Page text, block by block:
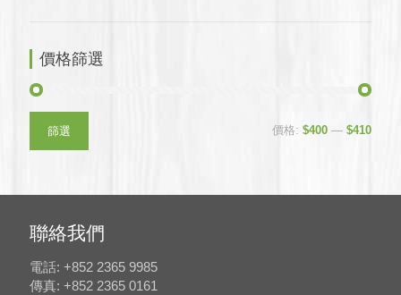
價格篩選
篩選 價格: $400 — $410
聯絡我們
電話: +852 2365 9985
傳真: +852 2365 0161